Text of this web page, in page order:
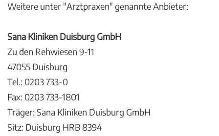
Weitere unter "Arztpraxen" genannte Anbieter:
Sana Kliniken Duisburg GmbH
Zu den Rehwiesen 9-11
47055 Duisburg
Tel.: 0203 733-0
Fax: 0203 733-1801
Träger: Sana Kliniken Duisburg GmbH
Sitz: Duisburg HRB 8394